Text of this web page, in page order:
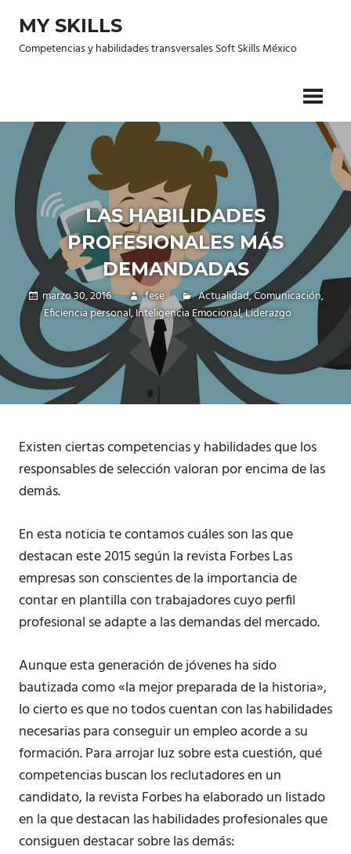
contenido
MY SKILLS
Competencias y habilidades transversales Soft Skills México
LAS HABILIDADES
PROFESIONALES MÁS
DEMANDADAS
marzo 30, 2016 fese Actualidad,Comunicación,
Eficiencia personal,Inteligencia Emocional,Liderazgo
Existen ciertas competencias y habilidades que los
responsables de selección valoran por encima de las
demás.
En esta noticia te contamos cuáles son las que
destacan este 2015 según la revista Forbes Las
empresas son conscientes de la importancia de
contar en plantilla con trabajadores cuyo perfil
profesional se adapte a las demandas del mercado.
Aunque esta generación de jóvenes ha sido
bautizada como «la mejor preparada de la historia»,
lo cierto es que no todos cuentan con las habilidades
necesarias para conseguir un empleo acorde a su
formación. Para arrojar luz sobre esta cuestión, qué
competencias buscan los reclutadores en un
candidato, la revista Forbes ha elaborado un listado
en la que destacan las habilidades profesionales que
consiguen destacar sobre las demás: